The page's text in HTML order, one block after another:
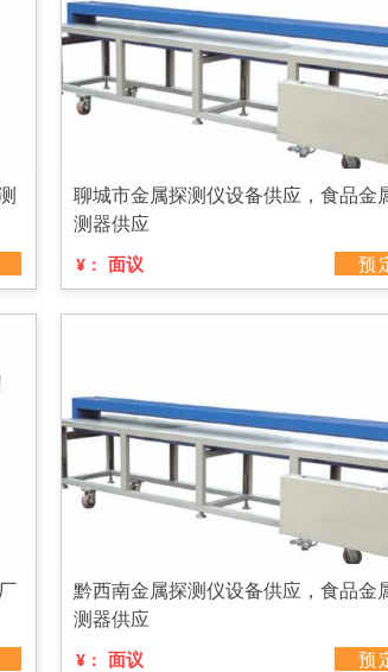
聊城市金属探测仪设备供应，食品金
测器供应
¥： 面议 预
黔西南金属探测仪设备供应，食品金
测器供应
¥： 面议 预